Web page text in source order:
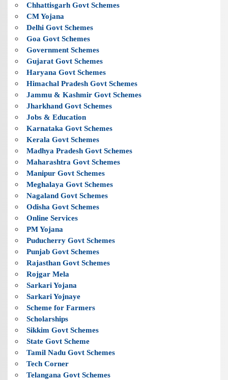
Chhattisgarh Govt Schemes
CM Yojana
Delhi Govt Schemes
Goa Govt Schemes
Government Schemes
Gujarat Govt Schemes
Haryana Govt Schemes
Himachal Pradesh Govt Schemes
Jammu & Kashmir Govt Schemes
Jharkhand Govt Schemes
Jobs & Education
Karnataka Govt Schemes
Kerala Govt Schemes
Madhya Pradesh Govt Schemes
Maharashtra Govt Schemes
Manipur Govt Schemes
Meghalaya Govt Schemes
Nagaland Govt Schemes
Odisha Govt Schemes
Online Services
PM Yojana
Puducherry Govt Schemes
Punjab Govt Schemes
Rajasthan Govt Schemes
Rojgar Mela
Sarkari Yojana
Sarkari Yojnaye
Scheme for Farmers
Scholarships
Sikkim Govt Schemes
State Govt Scheme
Tamil Nadu Govt Schemes
Tech Corner
Telangana Govt Schemes